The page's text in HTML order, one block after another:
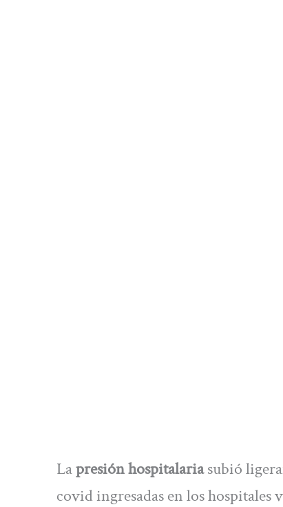
Lapresión hospitalariasubió
covid ingresadas en los hospitales